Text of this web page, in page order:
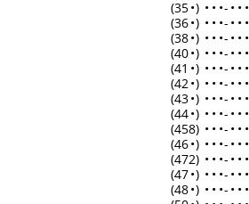
(35•) • • •- • • •
(36•) • • •- • • •
(38•) • • •- • • •
(40•) • • •- • • •
(41 •) • • •- • • •
(42•) • • •- • • •
(43•) • • •- • • •
(44•) • • •- • • •
(458) • • •- • • •
(46•) • • •- • • •
(472) • • •- • • •
(47•) • • •- • • •
(48•) • • •- • • •